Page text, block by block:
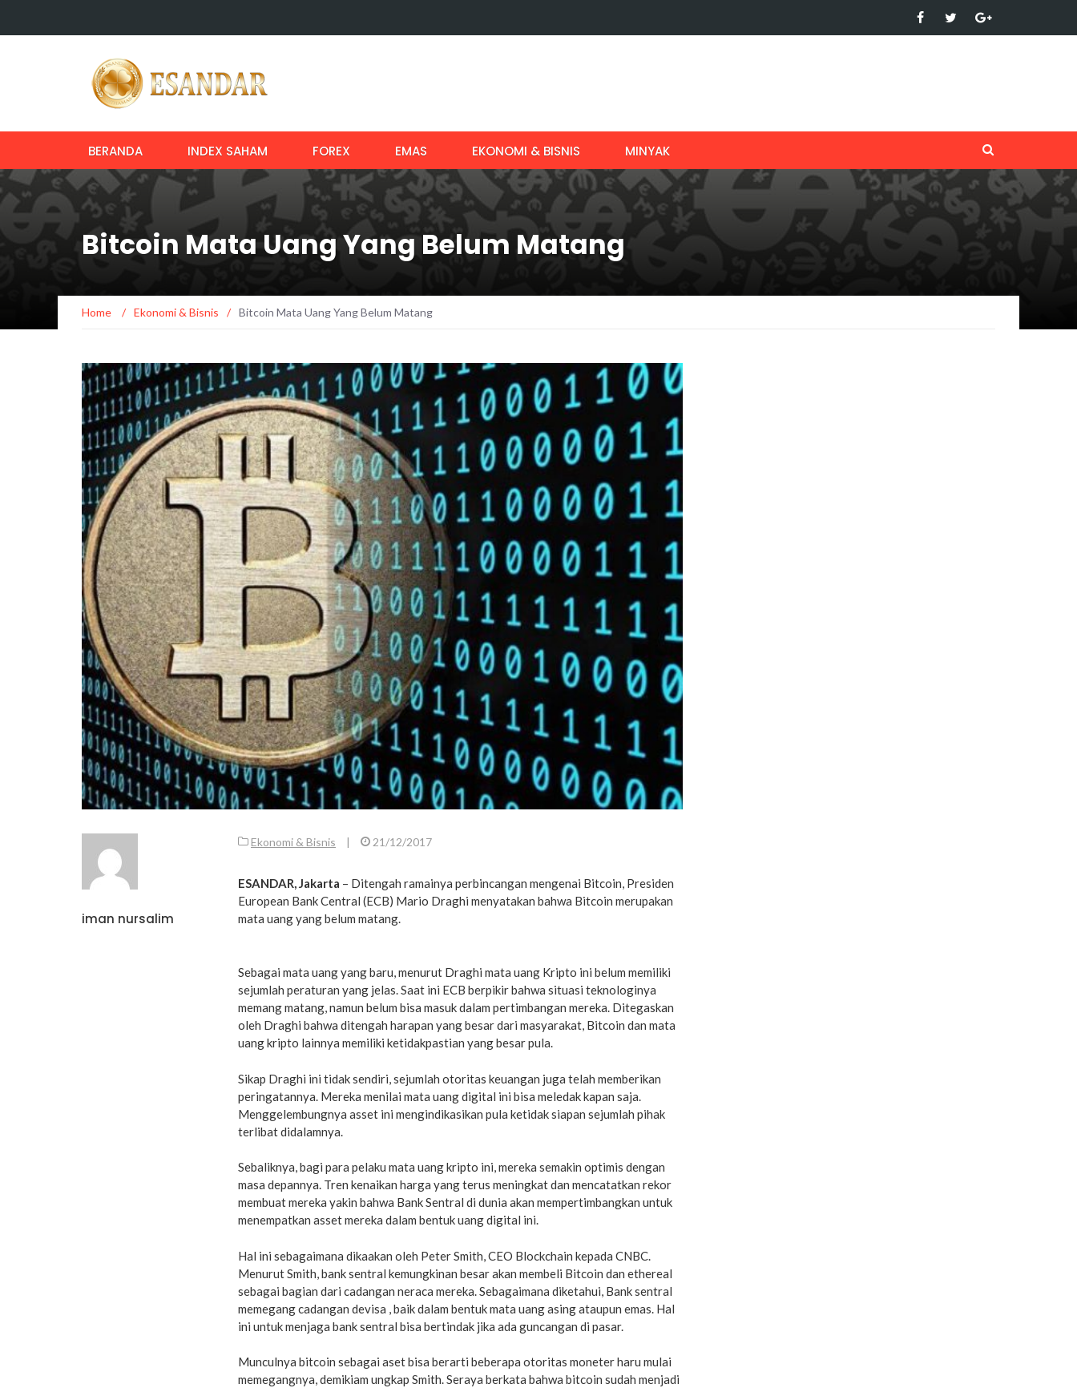
BERANDA INDEX SAHAM FOREX EMAS EKONOMI & BISNIS MINYAK
Bitcoin Mata Uang Yang Belum Matang
Home / Ekonomi & Bisnis / Bitcoin Mata Uang Yang Belum Matang
iman nursalim
Ekonomi & Bisnis | 21/12/2017
ESANDAR, Jakarta – Ditengah ramainya perbincangan mengenai Bitcoin, Presiden
European Bank Central (ECB) Mario Draghi menyatakan bahwa Bitcoin merupakan
mata uang yang belum matang.
Sebagai mata uang yang baru, menurut Draghi mata uang Kripto ini belum memiliki
sejumlah peraturan yang jelas. Saat ini ECB berpikir bahwa situasi teknologinya
memang matang, namun belum bisa masuk dalam pertimbangan mereka. Ditegaskan
oleh Draghi bahwa ditengah harapan yang besar dari masyarakat, Bitcoin dan mata
uang kripto lainnya memiliki ketidakpastian yang besar pula.
Sikap Draghi ini tidak sendiri, sejumlah otoritas keuangan juga telah memberikan
peringatannya. Mereka menilai mata uang digital ini bisa meledak kapan saja.
Menggelembungnya asset ini mengindikasikan pula ketidak siapan sejumlah pihak
terlibat didalamnya.
Sebaliknya, bagi para pelaku mata uang kripto ini, mereka semakin optimis dengan
masa depannya. Tren kenaikan harga yang terus meningkat dan mencatatkan rekor
membuat mereka yakin bahwa Bank Sentral di dunia akan mempertimbangkan untuk
menempatkan asset mereka dalam bentuk uang digital ini.
Hal ini sebagaimana dikaakan oleh Peter Smith, CEO Blockchain kepada CNBC.
Menurut Smith, bank sentral kemungkinan besar akan membeli Bitcoin dan ethereal
sebagai bagian dari cadangan neraca mereka. Sebagaimana diketahui, Bank sentral
memegang cadangan devisa , baik dalam bentuk mata uang asing ataupun emas. Hal
ini untuk menjaga bank sentral bisa bertindak jika ada guncangan di pasar.
Munculnya bitcoin sebagai aset bisa berarti beberapa otoritas moneter haru mulai
memegangnya, demikiam ungkap Smith. Seraya berkata bahwa bitcoin sudah menjadi